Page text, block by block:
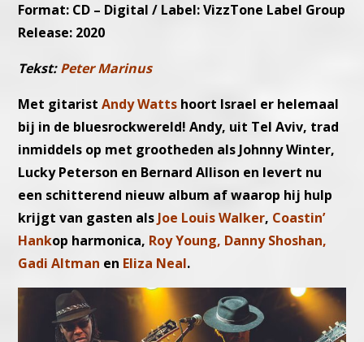
Format: CD – Digital / Label: VizzTone Label Group
Release: 2020
Tekst:Peter Marinus
Met gitaristAndy Watts hoort Israel er helemaal
bij in de bluesrockwereld! Andy, uit Tel Aviv, trad
inmiddels op met grootheden als Johnny Winter,
Lucky Peterson en Bernard Allison en levert nu
een schitterend nieuw album af waarop hij hulp
krijgt van gasten als Joe Louis Walker, Coastin’
Hankop harmonica, Roy Young, Danny Shoshan,
Gadi Altman en Eliza Neal.